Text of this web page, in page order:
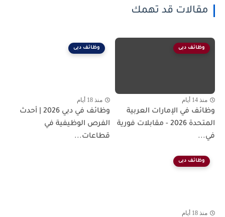
مقالات قد تهمك
وظائف دبى
منذ 14 أيام
وظائف في الإمارات العربية
المتحدة 2026 - مقابلات فورية
في...
وظائف دبى
منذ 18 أيام
وظائف في دبي 2026 | أحدث
الفرص الوظيفية في
قطاعات...
وظائف دبى
منذ 18 أيام